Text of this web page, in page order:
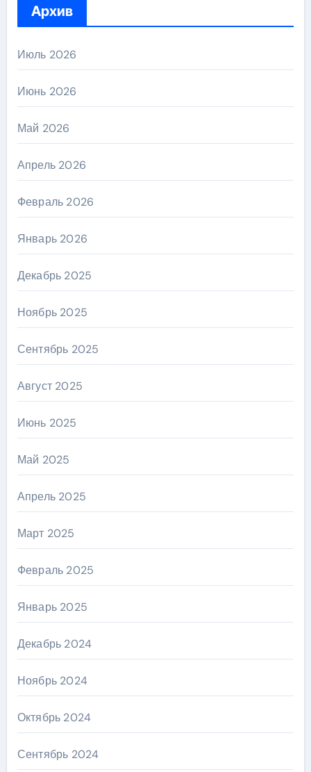
Архив
Июль 2026
Июнь 2026
Май 2026
Апрель 2026
Февраль 2026
Январь 2026
Декабрь 2025
Ноябрь 2025
Сентябрь 2025
Август 2025
Июнь 2025
Май 2025
Апрель 2025
Март 2025
Февраль 2025
Январь 2025
Декабрь 2024
Ноябрь 2024
Октябрь 2024
Сентябрь 2024